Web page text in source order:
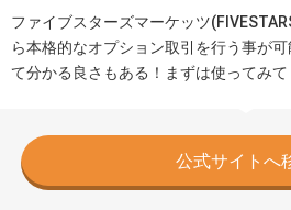
ファイブスターズマーケッツ
ら本格的なオプション取引を行う事が
て分かる良さもある！まずは使ってみ
公式サイトへ